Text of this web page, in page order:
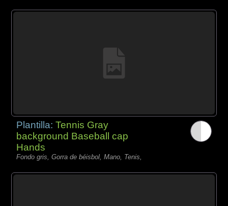
Plantilla:Tennis Gray
background Baseball cap
Hands
Fondo gris, Gorra de béisbol, Mano, Tenis,